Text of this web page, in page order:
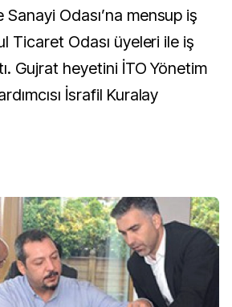
Odası’na mensup iş
Ticaret Odası üyeleri ile iş
Gujrat heyetini İTO Yönetim
İsrafil Kuralay